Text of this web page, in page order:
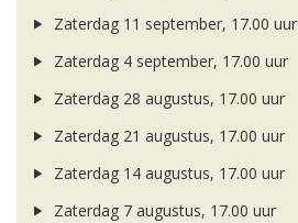
Zaterdag 11 september, 17.00 uur
Zaterdag 4 september, 17.00 uur
Zaterdag 28 augustus, 17.00 uur
Zaterdag 21 augustus, 17.00 uur
Zaterdag 14 augustus, 17.00 uur
Zaterdag 7 augustus, 17.00 uur